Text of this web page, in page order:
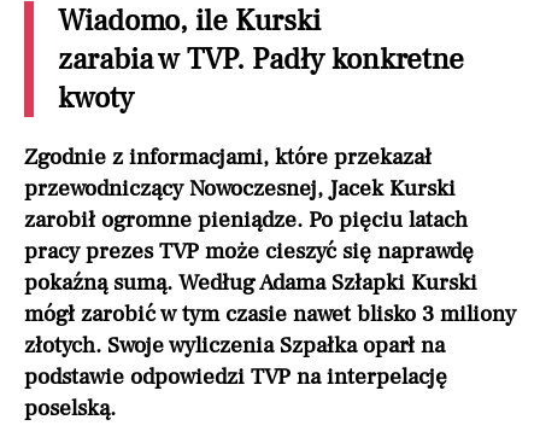
Wiadomo, ile Kurski
zarabia w TVP. Padły konkretne
kwoty
Zgodnie z informacjami, które przekazał
przewodniczący Nowoczesnej, Jacek Kurski
zarobił ogromne pieniądze. Po pięciu latach
pracy prezes TVP może cieszyć się naprawdę
pokaźną sumą. Według Adama Szłapki Kurski
mógł zarobić w tym czasie nawet blisko 3 miliony
złotych. Swoje wyliczenia Szpałka oparł na
podstawie odpowiedzi TVP na interpelację
poselską.